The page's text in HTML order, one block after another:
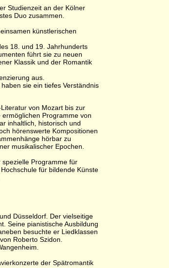
Studienzeit an der Kölner
Duo zusammen.
künstlerischen
18. und 19. Jahrhunderts
führt sie zu neuen
Klassik und der Romantik
aus.
sie ein tiefes Verständnis
von Mozart bis zur
Programme von
inhaltlich, historisch und
hörenswerte Kompositionen
hörbar zu
musikalischer Epochen.
spezielle Programme für
für bildende Künste
Düsseldorf. Der vielseitige
Seine pianistische Ausbildung
besuchte er Liedklassen
Roberto Szidon.
der Spätromantik